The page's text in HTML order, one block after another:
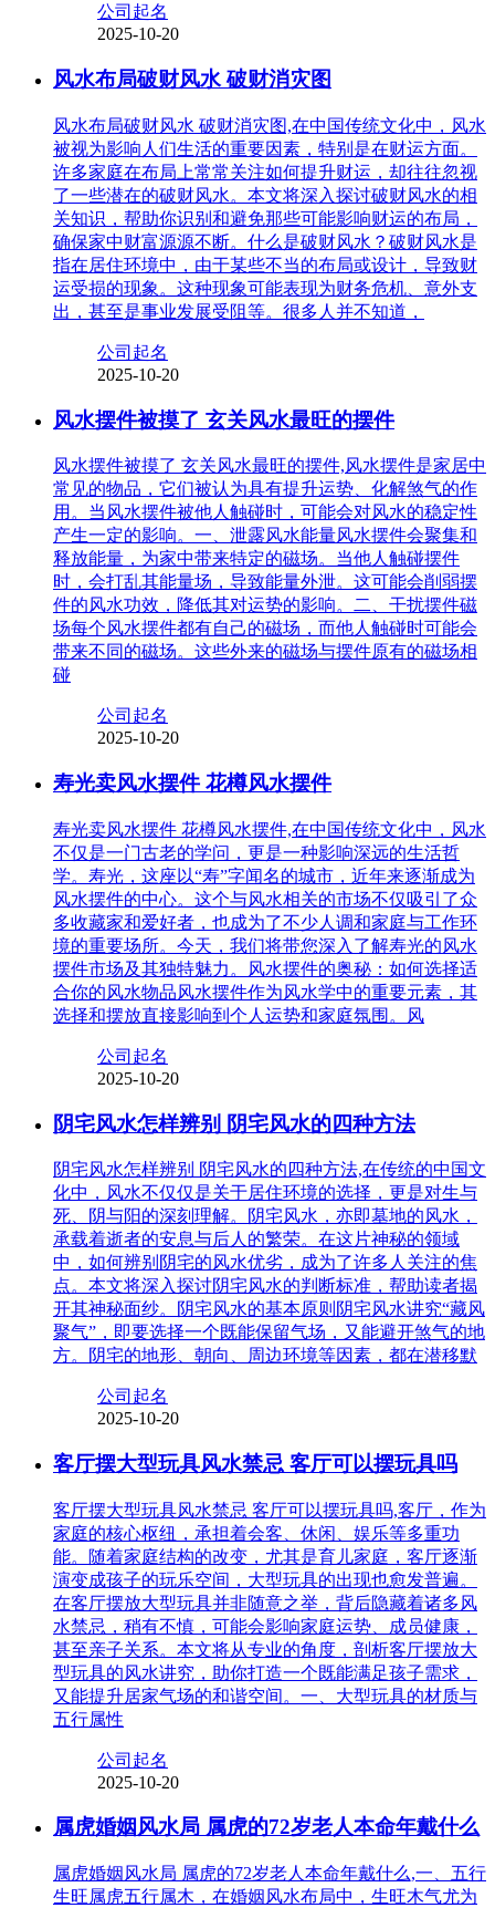
公司起名
2025-10-20
风水布局破财风水 破财消灾图
风水布局破财风水 破财消灾图,在中国传统文化中，风水
被视为影响人们生活的重要因素，特别是在财运方面。
许多家庭在布局上常常关注如何提升财运，却往往忽视
了一些潜在的破财风水。本文将深入探讨破财风水的相
关知识，帮助你识别和避免那些可能影响财运的布局，
确保家中财富源源不断。什么是破财风水？破财风水是
指在居住环境中，由于某些不当的布局或设计，导致财
运受损的现象。这种现象可能表现为财务危机、意外支
出，甚至是事业发展受阻等。很多人并不知道，
公司起名
2025-10-20
风水摆件被摸了 玄关风水最旺的摆件
风水摆件被摸了 玄关风水最旺的摆件,风水摆件是家居中
常见的物品，它们被认为具有提升运势、化解煞气的作
用。当风水摆件被他人触碰时，可能会对风水的稳定性
产生一定的影响。一、泄露风水能量风水摆件会聚集和
释放能量，为家中带来特定的磁场。当他人触碰摆件
时，会打乱其能量场，导致能量外泄。这可能会削弱摆
件的风水功效，降低其对运势的影响。二、干扰摆件磁
场每个风水摆件都有自己的磁场，而他人触碰时可能会
带来不同的磁场。这些外来的磁场与摆件原有的磁场相
碰
公司起名
2025-10-20
寿光卖风水摆件 花樽风水摆件
寿光卖风水摆件 花樽风水摆件,在中国传统文化中，风水
不仅是一门古老的学问，更是一种影响深远的生活哲
学。寿光，这座以“寿”字闻名的城市，近年来逐渐成为
风水摆件的中心。这个与风水相关的市场不仅吸引了众
多收藏家和爱好者，也成为了不少人调和家庭与工作环
境的重要场所。今天，我们将带您深入了解寿光的风水
摆件市场及其独特魅力。风水摆件的奥秘：如何选择适
合你的风水物品风水摆件作为风水学中的重要元素，其
选择和摆放直接影响到个人运势和家庭氛围。风
公司起名
2025-10-20
阴宅风水怎样辨别 阴宅风水的四种方法
阴宅风水怎样辨别 阴宅风水的四种方法,在传统的中国文
化中，风水不仅仅是关于居住环境的选择，更是对生与
死、阴与阳的深刻理解。阴宅风水，亦即墓地的风水，
承载着逝者的安息与后人的繁荣。在这片神秘的领域
中，如何辨别阴宅的风水优劣，成为了许多人关注的焦
点。本文将深入探讨阴宅风水的判断标准，帮助读者揭
开其神秘面纱。阴宅风水的基本原则阴宅风水讲究“藏风
聚气”，即要选择一个既能保留气场，又能避开煞气的地
方。阴宅的地形、朝向、周边环境等因素，都在潜移默
公司起名
2025-10-20
客厅摆大型玩具风水禁忌 客厅可以摆玩具吗
客厅摆大型玩具风水禁忌 客厅可以摆玩具吗,客厅，作为
家庭的核心枢纽，承担着会客、休闲、娱乐等多重功
能。随着家庭结构的改变，尤其是育儿家庭，客厅逐渐
演变成孩子的玩乐空间，大型玩具的出现也愈发普遍。
在客厅摆放大型玩具并非随意之举，背后隐藏着诸多风
水禁忌，稍有不慎，可能会影响家庭运势、成员健康，
甚至亲子关系。本文将从专业的角度，剖析客厅摆放大
型玩具的风水讲究，助你打造一个既能满足孩子需求，
又能提升居家气场的和谐空间。一、大型玩具的材质与
五行属性
公司起名
2025-10-20
属虎婚姻风水局 属虎的72岁老人本命年戴什么
属虎婚姻风水局 属虎的72岁老人本命年戴什么,一、五行
生旺属虎五行属木，在婚姻风水布局中，生旺木气尤为